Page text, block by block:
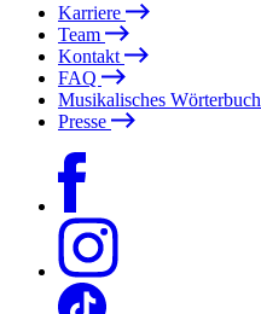
Karriere
Team
Kontakt
FAQ
Musikalisches Wörterbuch
Presse